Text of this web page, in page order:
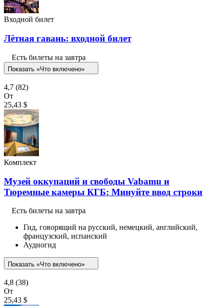
Входной билет
Лётная гавань: входной билет
Есть билеты на завтра
Показать «Что включено»
4,7 (82)
От
25,43 $
Комплект
Музей оккупаций и свободы Vabamu и
Тюремные камеры КГБ: Минуйте ввод строки
Есть билеты на завтра
Гид, говорящий на русский, немецкий, английский,
французский, испанский
Аудиогид
Показать «Что включено»
4,8 (38)
От
25,43 $